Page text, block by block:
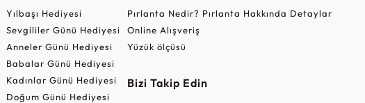
Yılbaşı Hediyesi
Sevgililer Günü Hediyesi
Anneler Günü Hediyesi
Babalar Günü Hediyesi
Kadınlar Günü Hediyesi
Doğum Günü Hediyesi
Pırlanta Nedir? Pırlanta Hakkında Detaylar
Online Alışveriş
Yüzük ölçüsü
Bizi Takip Edin